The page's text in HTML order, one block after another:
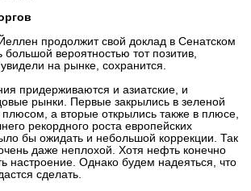
продолжит свой доклад в Сенатском
большой вероятностью тот позитив,
на рынке, сохранится.
придерживаются и азиатские, и
рынки. Первые закрылись в зеленой
а вторые открылись также в плюсе,
рекордного роста европейских
бы ожидать и небольшой коррекции. Так
даже неплохой. Хотя нефть конечно
настроение. Однако будем надеяться, что
сделать.